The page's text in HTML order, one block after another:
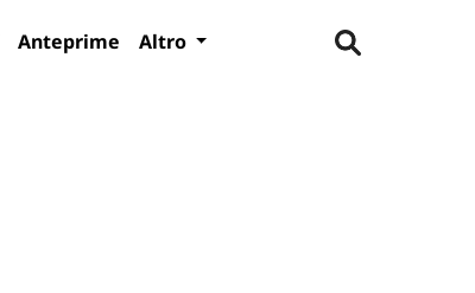
Anteprime Altro